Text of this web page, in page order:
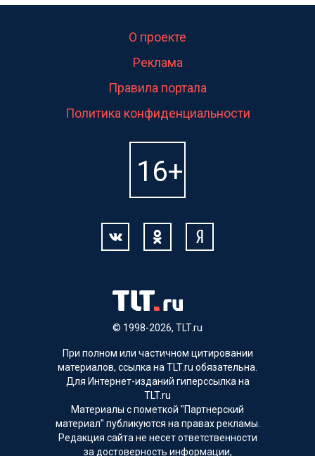
© 1998-2026, TLT.ru
О проекте
Реклама
Правила портала
Политика конфиденциальности
При полном или частичном цитировании
материалов, ссылка на TLT.ru обязательна.
Для Интернет-изданий гиперссылка на
TLT.ru
Материалы с пометкой "Партнерский
материал" публикуются на правах рекламы.
Редакция сайта не несет ответственности
за достоверность информации,